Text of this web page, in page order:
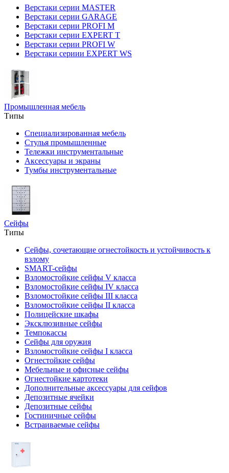
Верстаки серии MASTER
Верстаки серии GARAGE
Верстаки серии PROFI M
Верстаки серии EXPERT T
Верстаки серии PROFI W
Верстаки сериии EXPERT WS
Промышленная мебель
Типы
Специализированная мебель
Стулья промышленные
Тележки инструментальные
Аксессуары и экраны
Тумбы инструментальные
Сейфы
Типы
Сейфы, сочетающие огнестойкость и устойчивость к
взлому
SMART-сейфы
Взломостойкие сейфы V класса
Взломостойкие сейфы IV класса
Взломостойкие сейфы III класса
Взломостойкие сейфы II класса
Полицейские шкафы
Эксклюзивные сейфы
Темпокассы
Сейфы для оружия
Взломостойкие сейфы I класса
Огнестойкие сейфы
Мебельные и офисные сейфы
Огнестойкие картотеки
Дополнительные аксессуары для сейфов
Депозитные ячейки
Депозитные сейфы
Гостиничные сейфы
Встраиваемые сейфы